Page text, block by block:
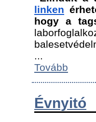
linken
hogy a
Tovább
Évnyitó